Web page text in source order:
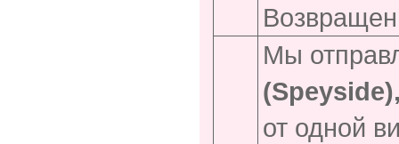
Мы
(Speyside
от одной